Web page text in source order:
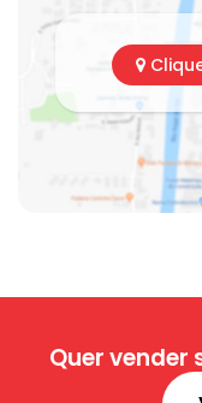
Quer vender